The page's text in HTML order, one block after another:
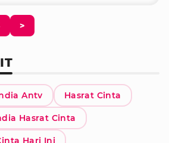
>
Antv Hasrat Cinta
Hasrat Cinta
Hari Ini